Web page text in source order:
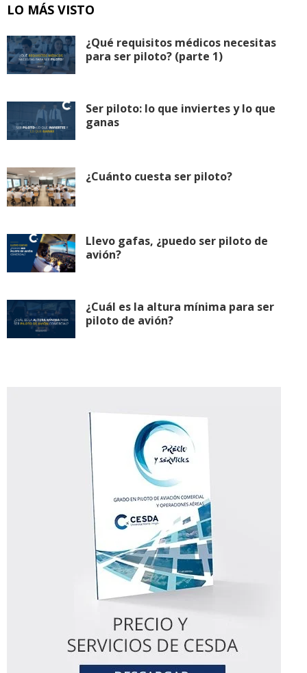
LO MÁS VISTO
¿Qué requisitos médicos necesitas
para ser piloto? (parte 1)
Ser piloto: lo que inviertes y lo que
ganas
¿Cuánto cuesta ser piloto?
Llevo gafas, ¿puedo ser piloto de
avión?
¿Cuál es la altura mínima para ser
piloto de avión?